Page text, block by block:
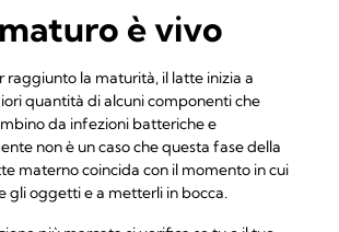
è vivo
raggiunto la maturità, il latte inizia a
quantità di alcuni componenti che
da infezioni batteriche e
non è un caso che questa fase della
materno coincida con il momento in cui
gli oggetti e a metterli in bocca.